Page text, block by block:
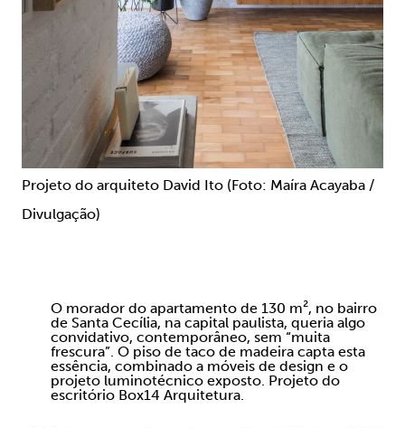
Projeto do arquiteto David Ito (Foto: Maíra Acayaba /
Divulgação)
O morador do apartamento de 130 m², no bairro
de Santa Cecília, na capital paulista, queria algo
convidativo, contemporâneo, sem “muita
frescura”. O piso de taco de madeira capta esta
essência, combinado a móveis de design e o
projeto luminotécnico exposto. Projeto do
escritório Box14 Arquitetura.